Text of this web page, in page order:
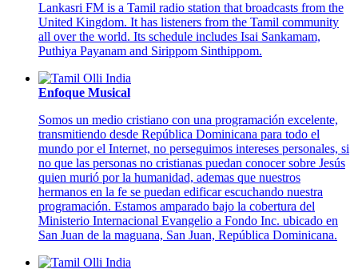
Lankasri FM is a Tamil radio station that broadcasts from the
United Kingdom. It has listeners from the Tamil community
all over the world. Its schedule includes Isai Sankamam,
Puthiya Payanam and Sirippom Sinthippom.
Enfoque Musical
Somos un medio cristiano con una programación excelente,
transmitiendo desde República Dominicana para todo el
mundo por el Internet, no perseguimos intereses personales, si
no que las personas no cristianas puedan conocer sobre Jesús
quien murió por la humanidad, ademas que nuestros
hermanos en la fe se puedan edificar escuchando nuestra
programación. Estamos amparado bajo la cobertura del
Ministerio Internacional Evangelio a Fondo Inc. ubicado en
San Juan de la maguana, San Juan, República Dominicana.